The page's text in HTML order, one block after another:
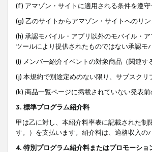
(f) アマゾン・サイトに適用される条件を遵
(g) 乙のサイトからアマゾン・サイトへのリ
(h) 承認モバイル・アプリ以外のモバイル・
ツールにより提供されたものではない承認
(i) メンバー紹介イベントの対象商品（関連
(j) 本規約で別途定めのない限り、サブスク
(k) 商品一覧ページに掲載されていない発表
3. 標準プログラム紹介料
甲は乙に対し、本紹介料率表に記載された制
す。）を支払います。紹介料は、適格収入の
4. 特別プログラム紹介料またはプロモーショ